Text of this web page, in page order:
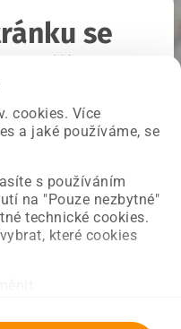
cookies. Více
a jaké používáme, se
s používáním
na "Pouze nezbytné"
technické cookies.
které cookies
se
a už ji opravujeme.
stránku.
Úvodní strana